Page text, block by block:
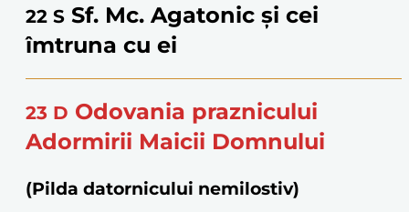
22 S Sf. Mc. Agatonic și cei
îmtruna cu ei
23 D Odovania praznicului
Adormirii Maicii Domnului
(Pilda datornicului nemilostiv)